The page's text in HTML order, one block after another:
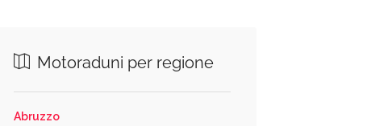
Motoraduni per regione
Abruzzo